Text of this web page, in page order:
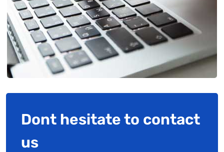
Dont hesitate to contact
us